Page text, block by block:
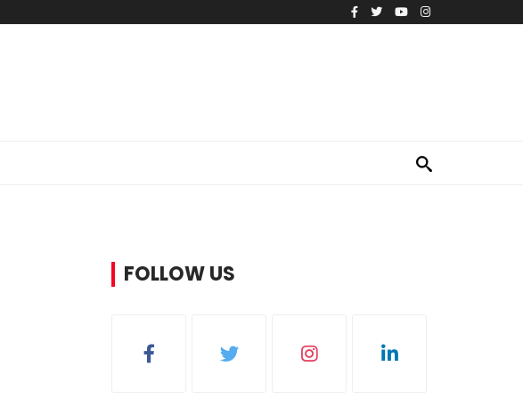
FOLLOW US